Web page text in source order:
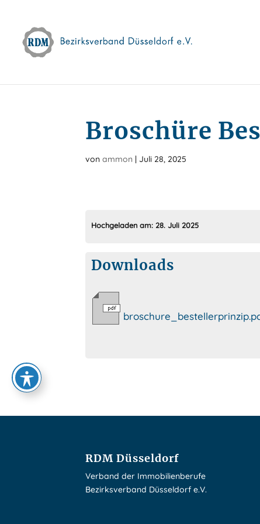
content
Broschüre
vonammon | Juli 28, 2025
Hochgeladen am: 28. Juli 2025
Downloads
RDM Düsseldorf
Verband der Immobilienberufe
Bezirksverband Düsseldorf e.V.